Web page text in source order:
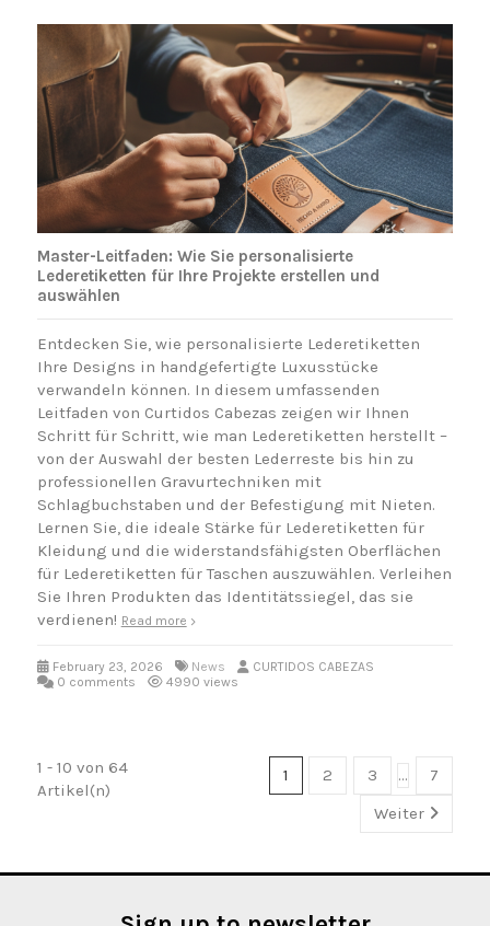
Master-Leitfaden: Wie Sie personalisierte
Lederetiketten für Ihre Projekte erstellen und
auswählen
Entdecken Sie, wie personalisierte Lederetiketten
Ihre Designs in handgefertigte Luxusstücke
verwandeln können. In diesem umfassenden
Leitfaden von Curtidos Cabezas zeigen wir Ihnen
Schritt für Schritt, wie man Lederetiketten herstellt –
von der Auswahl der besten Lederreste bis hin zu
professionellen Gravurtechniken mit
Schlagbuchstaben und der Befestigung mit Nieten.
Lernen Sie, die ideale Stärke für Lederetiketten für
Kleidung und die widerstandsfähigsten Oberflächen
für Lederetiketten für Taschen auszuwählen. Verleihen
Sie Ihren Produkten das Identitätssiegel, das sie
verdienen! Read more
February 23, 2026 News
CURTIDOS CABEZAS
0 comments
4990 views
1 - 10 von 64
Artikel(n)
1 2 3 …
7
Weiter